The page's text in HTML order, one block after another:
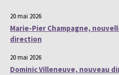
20 mai 2026
Marie-Pier Champagne,
direction
20 mai 2026
Dominic Villeneuve, nouveau